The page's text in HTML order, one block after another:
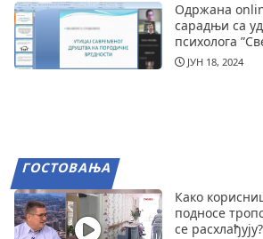
Одржана
сарадњи са
психолога
ЈУН 18, 2024
ГОСТОВАЊА
Како
подносе
се расхлађују?